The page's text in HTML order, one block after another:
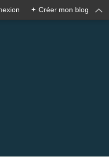
+ Créer mon blog